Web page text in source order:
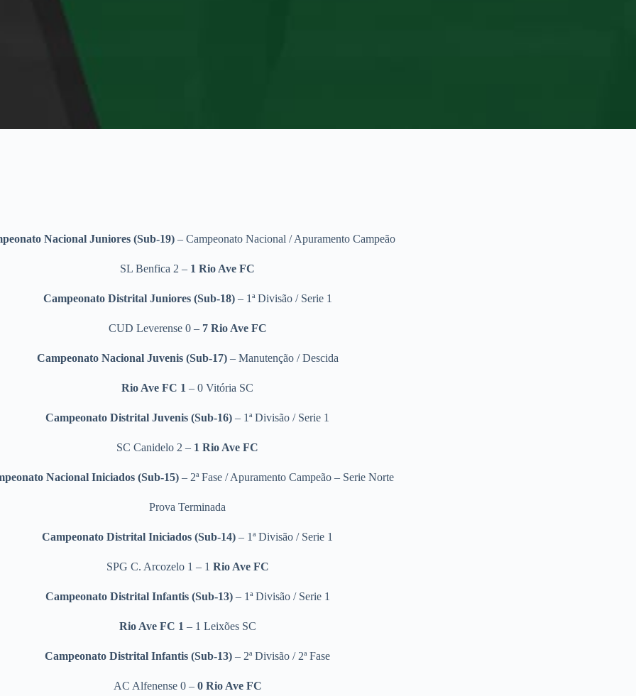
Nacional Juniores (Sub-19) – Campeonato Nacional / Apuramento Campeão
SL Benfica 2 – 1 Rio Ave FC
Campeonato Distrital Juniores (Sub-18)– 1ª Divisão / Serie 1
CUD Leverense 0 – 7 Rio Ave FC
Campeonato Nacional Juvenis (Sub-17)– Manutenção / Descida
Rio Ave FC 1 – 0 Vitória SC
Campeonato Distrital Juvenis (Sub-16) – 1ª Divisão / Serie 1
SC Canidelo 2 – 1 Rio Ave FC
Nacional Iniciados (Sub-15)– 2ª Fase / Apuramento Campeão – Serie Norte
Prova Terminada
Campeonato Distrital Iniciados (Sub-14) – 1ª Divisão / Serie 1
SPG C. Arcozelo 1 – 1 Rio Ave FC
Campeonato Distrital Infantis (Sub-13) – 1ª Divisão / Serie 1
Rio Ave FC 1 – 1 Leixões SC
Campeonato Distrital Infantis (Sub-13) – 2ª Divisão / 2ª Fase
AC Alfenense 0 –0 Rio Ave FC